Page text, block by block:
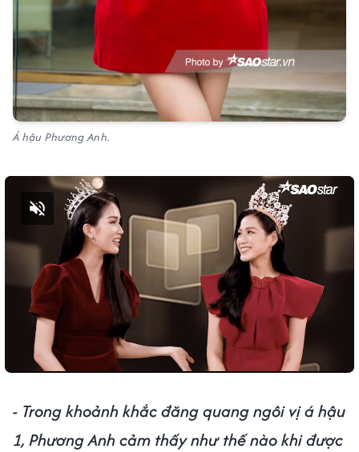
Á hậu Phương Anh.
Bật tiếng
- Trong khoảnh khắc đăng quang ngôi vị á hậu
1, Phương Anh cảm thấy như thế nào khi được